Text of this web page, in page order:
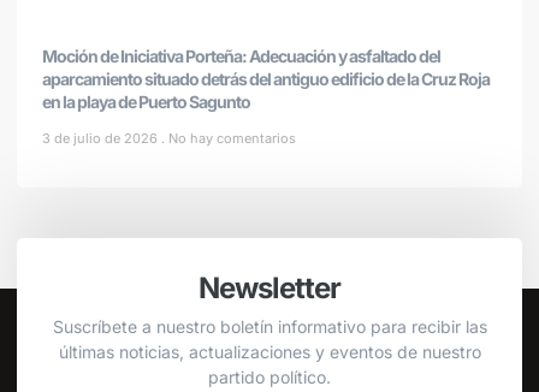
Moción de Iniciativa Porteña: Adecuación y asfaltado del
aparcamiento situado detrás del antiguo edificio de la Cruz Roja
en la playa de Puerto Sagunto
3 de julio de 2026 No hay comentarios
Newsletter
Suscríbete a nuestro boletín informativo para recibir las
últimas noticias, actualizaciones y eventos de nuestro
partido político.